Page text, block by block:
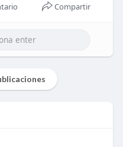
Compartir